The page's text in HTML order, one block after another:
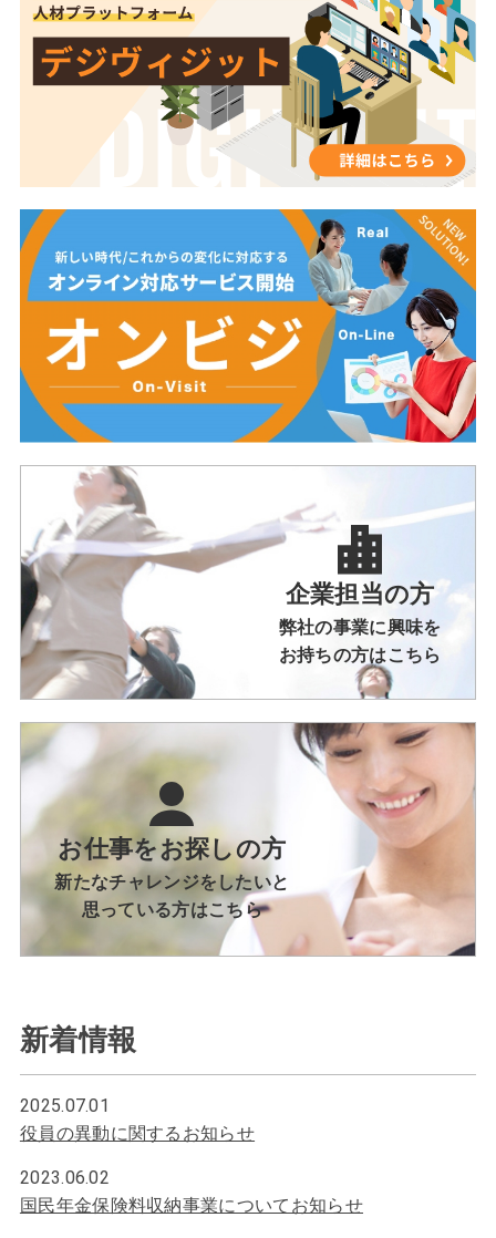
企業担当の方
弊社の事業に興味を
お持ちの方はこちら
お仕事をお探しの方
新たなチャレンジをしたいと
思っている方はこちら
新着情報
2025.07.01
役員の異動に関するお知らせ
2023.06.02
国民年金保険料収納事業についてお知らせ